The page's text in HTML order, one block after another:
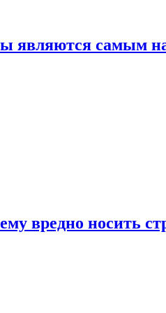
являются самым
вредно носить